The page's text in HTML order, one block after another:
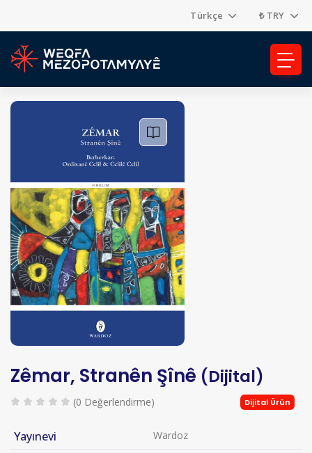
Türkçe ₺ TRY
Zêmar, Stranên Şînê (Dijital)
(0 Değerlendirme) Dijital Ürün
Yayınevi Wardoz